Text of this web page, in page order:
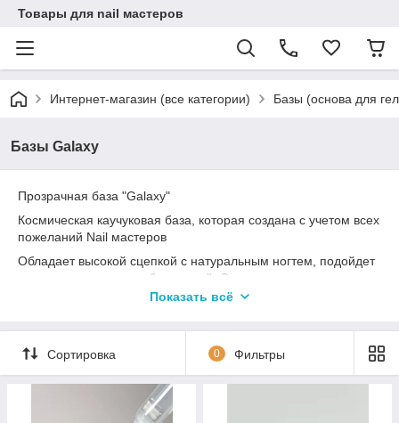
Товары для nail мастеров
Интернет-магазин (все категории) Базы (основа для
Базы Galaxy
Прозрачная база "Galaxy"
Космическая каучуковая база, которая создана с учетом всех
пожеланий Nail мастеров
Обладает высокой сцепкой с натуральным ногтем, подойдет
даже для тонких и слабых ногтей. Средне-густая по
консистенции, она отлично самовыравнивается и позволяет
Показать всё
Сортировка 0 Фильтры